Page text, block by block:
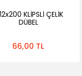
KLİPSLİ ÇELİK
DÜBEL
66,00 TL